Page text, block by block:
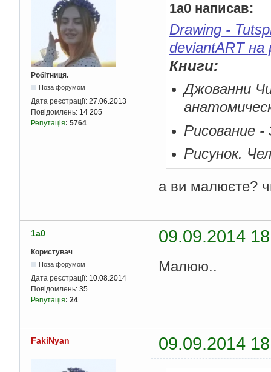
Робітниця.
Поза форумом
Дата реєстрації: 27.06.2013
Повідомлень: 14 205
Репутація: 5764
1a0 написав:
Drawing -
deviantART на
Книги:
Джованни
Рисование
Рисунок.
а ви малюєте?
1a0 09.09.2014
Користувач
Поза форумом
Дата реєстрації: 10.08.2014
Повідомлень: 35
Репутація: 24
Малюю..
FakiNyan 09.09.2014